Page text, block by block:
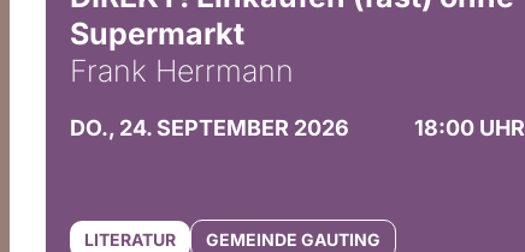
Supermarkt
Frank Herrmann
DO., 24. SEPTEMBER 2026 18:00 UHR
LITERATUR GEMEINDE GAUTING